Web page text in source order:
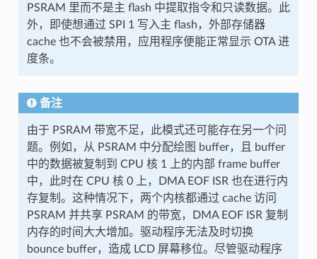
PSRAM 里而不是主 flash 中提取指令和只读数据。此
外，即使想通过 SPI 1 写入主 flash，外部存储器
cache 也不会被禁用，应用程序便能正常显示 OTA 进
度条。
备注
由于 PSRAM 带宽不足，此模式还可能存在另一个问
题。例如，从 PSRAM 中分配绘图 buffer，且 buffer
中的数据被复制到 CPU 核 1 上的内部 frame buffer
中，此时在 CPU 核 0 上，DMA EOF ISR 也在进行内
存复制。这种情况下，两个内核都通过 cache 访问
PSRAM 并共享 PSRAM 的带宽，DMA EOF ISR 复制
内存的时间大大增加。驱动程序无法及时切换
bounce buffer，造成 LCD 屏幕移位。尽管驱动程序